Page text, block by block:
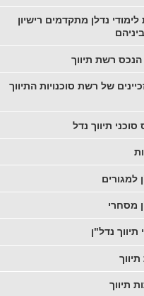
לימודי נדלן מתקדמים רישיון
הנכס רשת תיווך
של רשת סוכנויות התיווך
סוכני תיווך נדל
למגורים
מסחרי
תיווך נדל"ן
תיווך